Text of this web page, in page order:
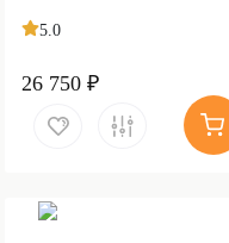
5.0
26 750 ₽